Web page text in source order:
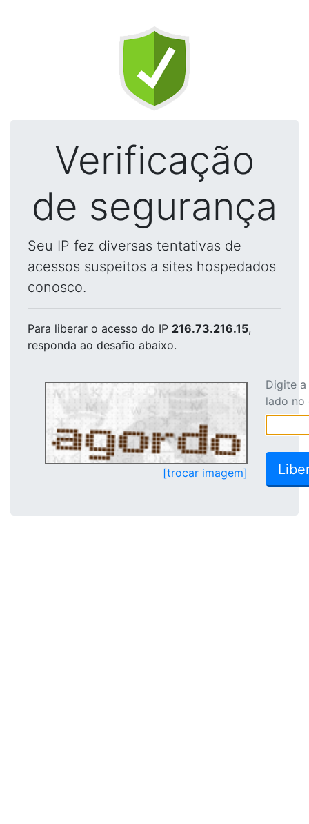
Verificação
de segurança
Seu IP fez diversas tentativas de
acessos suspeitos a sites hospedados
conosco.
Para liberar o acesso do IP 216.73.216.15,
responda ao desafio abaixo.
[trocar imagem]
Digite
lado no